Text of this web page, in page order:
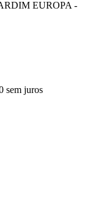
EUROPA -
sem juros